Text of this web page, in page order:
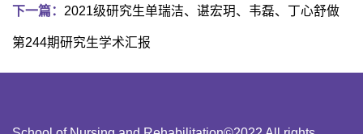
下一篇： 2021级研究生单瑞洁、谌宏玥、韦磊、丁心舒做
第244期研究生学术汇报